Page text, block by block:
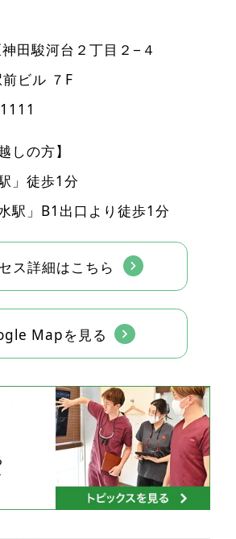
田駿河台２丁目２−４
ビル ７F
しの方】
」徒歩1分
駅」B1出口より徒歩1分
ス詳細はこちら
Mapを見る